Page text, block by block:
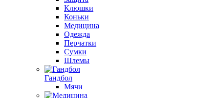
Клюшки
Коньки
Медицина
Одежда
Перчатки
Сумки
Шлемы
Гандбол
Мячи